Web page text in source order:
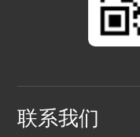
联系我们